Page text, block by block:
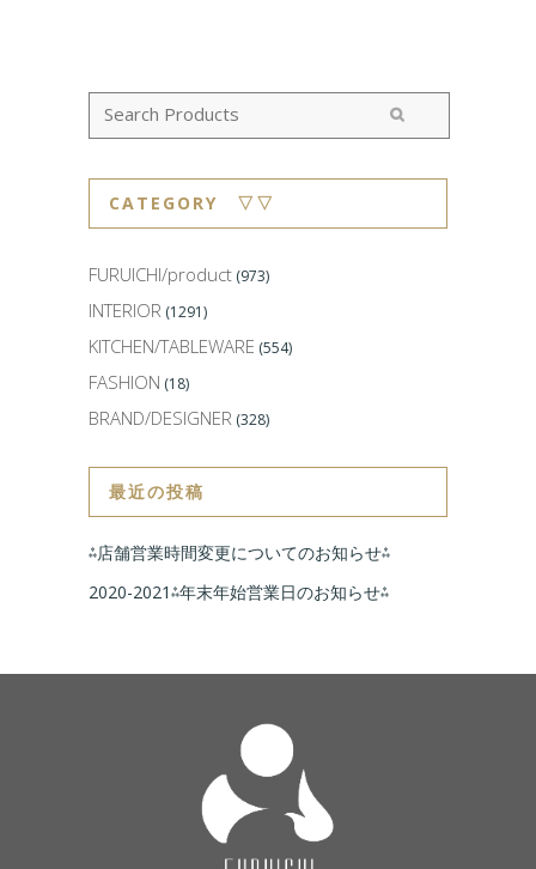
CATEGORY ▽▽
FURUICHI/product (973)
INTERIOR (1291)
KITCHEN/TABLEWARE (554)
FASHION (18)
BRAND/DESIGNER (328)
最近の投稿
⁂店舗営業時間変更についてのお知らせ⁂
2020-2021⁂年末年始営業日のお知らせ⁂